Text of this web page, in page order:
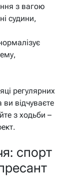
з вагою
судини,
регулярних
відчуваєте
з ходьби –
спорт